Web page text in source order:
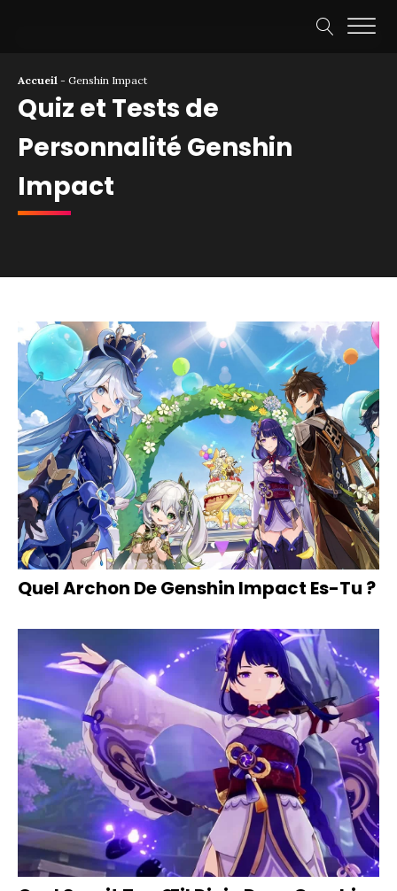
Accueil - Genshin Impact
Quiz et Tests de
Personnalité Genshin
Impact
Quel Archon De Genshin Impact Es-Tu ?